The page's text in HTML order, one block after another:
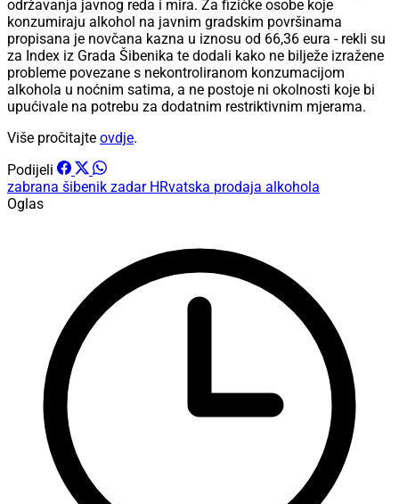
održavanja javnog reda i mira. Za fizičke osobe koje
konzumiraju alkohol na javnim gradskim površinama
propisana je novčana kazna u iznosu od 66,36 eura - rekli su
za Index iz Grada Šibenika te dodali kako ne bilježe izražene
probleme povezane s nekontroliranom konzumacijom
alkohola u noćnim satima, a ne postoje ni okolnosti koje bi
upućivale na potrebu za dodatnim restriktivnim mjerama.
Više pročitajte ovdje.
Podijeli
zabrana šibenik zadar HRvatska prodaja alkohola
Oglas